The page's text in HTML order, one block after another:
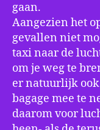
gaan.
Aangezien het
gevallen niet
taxi naar de
om je weg te
er natuurlijk
bagage mee te
daarom voor